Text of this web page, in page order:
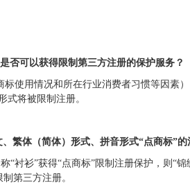
否可以获得限制第三方注册的保护服务？
使用情况和所在行业消费者习惯等因素
式将被限制注册。
繁体（简体）形式、拼音形式“点商标”的
“衬衫”获得“点商标”限制注册保护，则“
第三方注册。